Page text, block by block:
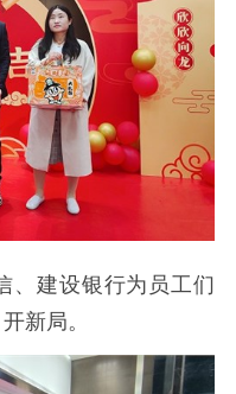
、建设银行为员工们
新局。